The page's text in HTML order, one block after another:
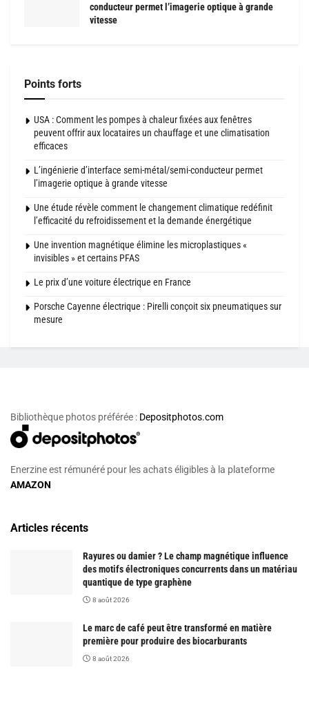
conducteur permet l’imagerie optique à grande
vitesse
Points forts
USA : Comment les pompes à chaleur fixées aux fenêtres
peuvent offrir aux locataires un chauffage et une climatisation
efficaces
L’ingénierie d’interface semi-métal/semi-conducteur permet
l’imagerie optique à grande vitesse
Une étude révèle comment le changement climatique redéfinit
l’efficacité du refroidissement et la demande énergétique
Une invention magnétique élimine les microplastiques «
invisibles » et certains PFAS
Le prix d’une voiture électrique en France
Porsche Cayenne électrique : Pirelli conçoit six pneumatiques sur
mesure
Bibliothèque photos préférée : Depositphotos.com
Enerzine est rémunéré pour les achats éligibles à la plateforme
AMAZON
Articles récents
Rayures ou damier ? Le champ magnétique influence
des motifs électroniques concurrents dans un matériau
quantique de type graphène
8 août 2026
Le marc de café peut être transformé en matière
première pour produire des biocarburants
8 août 2026